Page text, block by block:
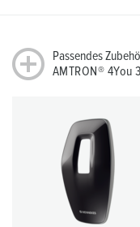
Passendes
AMTRON® 4You